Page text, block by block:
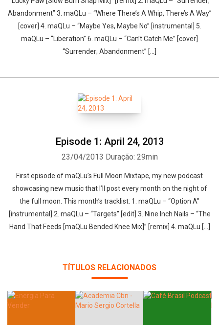
Abandonment” 3. maQLu – “Where There’s A Whip, There’s A Way”
[cover] 4. maQLu – “Maybe Yes, Maybe No” [instrumental] 5.
maQLu – “Liberation” 6. maQLu – “Can’t Catch Me” [cover]
“Surrender; Abandonment” […]
Episode 1: April 24, 2013
23/04/2013 Duração: 29min
First episode of maQLu’s Full Moon Mixtape, my new podcast
showcasing new music that I’ll post every month on the night of
the full moon. This month’s tracklist: 1. maQLu – “Option A”
[instrumental] 2. maQLu – “Targets” [edit] 3. Nine Inch Nails – “The
Hand That Feeds [maQLu Bended Knee Mix]” [remix] 4. maQLu […]
TÍTULOS RELACIONADOS